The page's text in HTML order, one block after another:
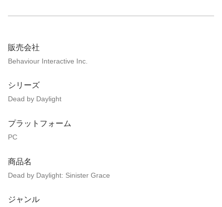
販売会社
Behaviour Interactive Inc.
シリーズ
Dead by Daylight
プラットフォーム
PC
商品名
Dead by Daylight: Sinister Grace
ジャンル